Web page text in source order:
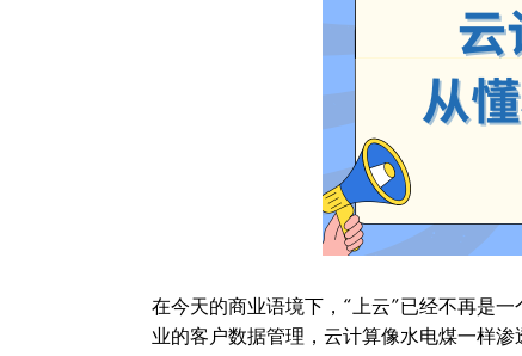
在今天的商业语境下，“上云”已经不再是
业的客户数据管理，云计算像水电煤一样渗